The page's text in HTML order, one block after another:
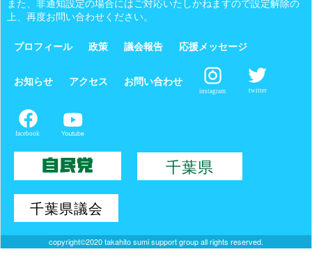
また、非通知設定の場合にはご対応いたしかねますので設定解除の
上、再度お問い合わせください。
プロフィール 政策 議会報告 応援メッセージ
お知らせ アクセス お問い合わせ
copyright©2020 takahito sumi support group all rights reserved.